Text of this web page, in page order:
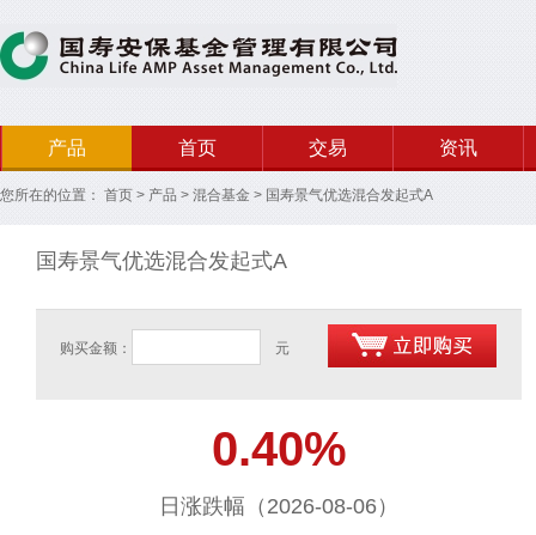
产品 首页 交易 资讯
您所在的位置： 首页 > 产品 > 混合基金 > 国寿景气优选混合发起式A
国寿景气优选混合发起式A
购买金额： 元
0.40%
日涨跌幅（2026-08-06）